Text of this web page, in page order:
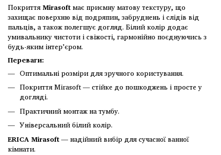
ПокриттяMirasoftмає приємну матову текстуру, що
захищає поверхню від подряпин, забруднень і слідів від
пальців, а також полегшує догляд. Білий колір додає
умивальнику чистоти і свіжості, гармонійно поєднуючись з
будь-яким інтер’єром.
Переваги:
Оптимальні розміри для зручного користування.
Покриття Mirasoft — стійке до пошкоджень і просте у
догляді.
Практичний монтаж на тумбу.
Універсальний білий колір.
ERICA Mirasoft— надійний вибір для сучасної ванної
кімнати.